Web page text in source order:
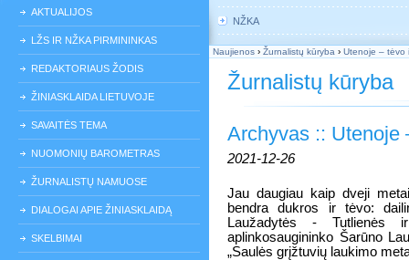
AKTUALIJOS
LŽS IR NŽKA PIRMININKAS
REDAKTORIAUS ŽODIS
ŽINIASKLAIDA LIETUVOJE
SAVAITĖS TEMA
NUOMONIŲ BAROMETRAS
ŽURNALISTŲ NAMUOSE
DIALOGAI APIE ŽINIASKLAIDĄ
SKELBIMAI
NŽKA
Naujienos › Žurnalistų kūryba › Utenoje – tėvo
Žurnalistų kūryba
Archyvas :: Utenoje
2021-12-26
Jau daugiau kaip dveji
bendra dukros ir tėvo:
Laužadytės - Tutlienės
aplinkosaugininko Šarūno
„Saulės grįžtuvių laukimo